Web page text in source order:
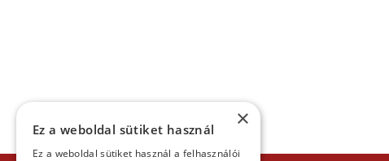
×
Ez a weboldal sütiket használ
Ez a weboldal sütiket használ a felhasználói